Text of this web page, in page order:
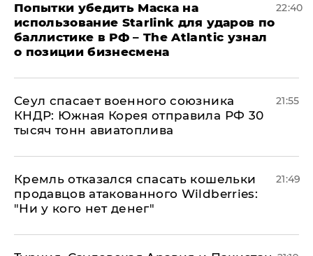
Попытки убедить Маска на
использование Starlink для ударов по
баллистике в РФ – The Atlantic узнал
о позиции бизнесмена
22:40
​Сеул спасает военного союзника
КНДР: Южная Корея отправила РФ 30
тысяч тонн авиатоплива
21:55
Кремль отказался спасать кошельки
продавцов атакованного Wildberries:
"Ни у кого нет денег"
21:49